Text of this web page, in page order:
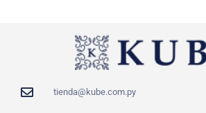
tienda@kube.com.py